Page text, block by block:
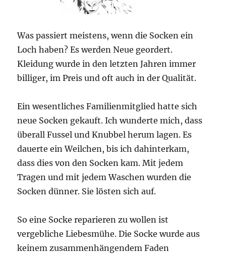
Was passiert meistens, wenn die Socken ein
Loch haben? Es werden Neue geordert.
Kleidung wurde in den letzten Jahren immer
billiger, im Preis und oft auch in der Qualität.
Ein wesentliches Familienmitglied hatte sich
neue Socken gekauft. Ich wunderte mich, dass
überall Fussel und Knubbel herum lagen. Es
dauerte ein Weilchen, bis ich dahinterkam,
dass dies von den Socken kam. Mit jedem
Tragen und mit jedem Waschen wurden die
Socken dünner. Sie lösten sich auf.
So eine Socke reparieren zu wollen ist
vergebliche Liebesmühe. Die Socke wurde aus
keinem zusammenhängendem Faden